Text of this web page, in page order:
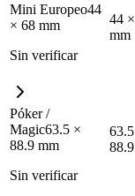
Mini Europeo44
× 68 mm
Sin verificar
44 ×
mm
Póker /
Magic63.5 ×
88.9 mm
Sin verificar
63.5
88.9